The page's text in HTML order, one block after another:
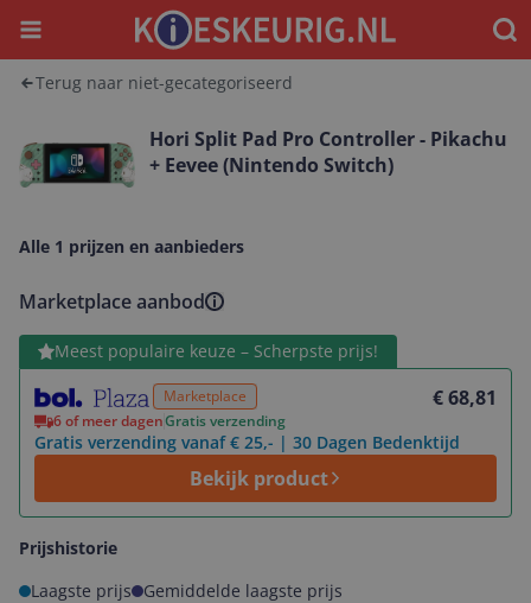
Menu
Terug naar niet-gecategoriseerd
Hori Split Pad Pro Controller - Pikachu
+ Eevee (Nintendo Switch)
Alle 1 prijzen en aanbieders
Marketplace aanbod
Meest populaire keuze – Scherpste prijs!
Marketplace € 68,81
6 of meer dagenGratis verzending
Gratis verzending vanaf € 25,- | 30 Dagen Bedenktijd
Bekijk product
Bekijk product
Prijshistorie
Laagste prijs
Gemiddelde laagste prijs